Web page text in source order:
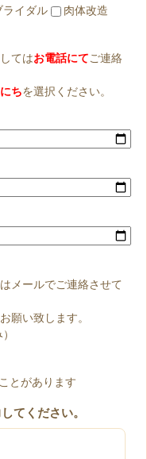
ライダル 肉体改造
てはお電話にてご連絡
ちを選択ください。
メールでご連絡させて
願い致します。
とがあります
てください。